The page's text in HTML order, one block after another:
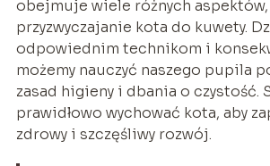
obejmuje wiele różnych
przyzwyczajanie kota do kuwety.
odpowiednim technikom i
możemy nauczyć naszego pupila
zasad higieny i dbania o czystość.
prawidłowo wychować kota, aby
zdrowy i szczęśliwy rozwój.